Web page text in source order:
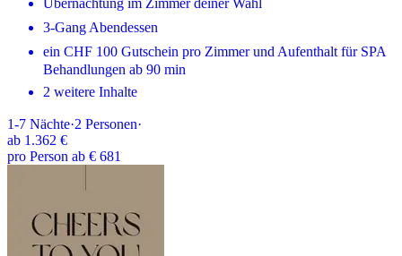
Übernachtung im Zimmer deiner Wahl
3-Gang Abendessen
ein CHF 100 Gutschein pro Zimmer und Aufenthalt für SPA
Behandlungen ab 90 min
2 weitere Inhalte
1-7 Nächte·2 Personen·
ab 1.362 €
pro Person ab € 681